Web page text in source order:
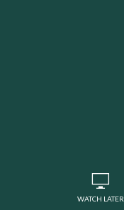
WATCH LATER